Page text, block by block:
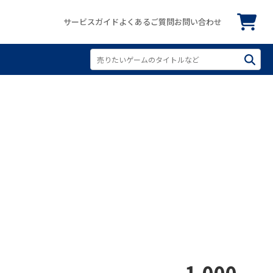
サービスガイドよくあるご質問お問い合わせ